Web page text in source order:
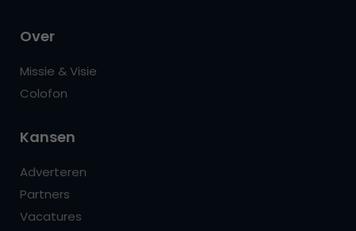
Over
Missie & Visie
Colofon
Kansen
Adverteren
Partners
Vacatures